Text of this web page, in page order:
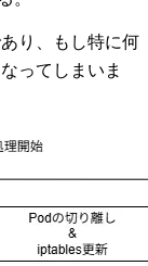
り、もし特に何
ってしまいま